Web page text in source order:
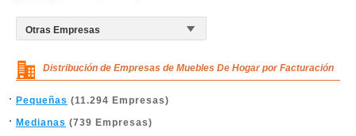
Distribución de Empresas de Muebles De Hogar por Facturación
Pequeñas (11.294 Empresas)
Medianas (739 Empresas)